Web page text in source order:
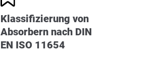
Klassifizierung von
Absorbern nach DIN
EN ISO 11654